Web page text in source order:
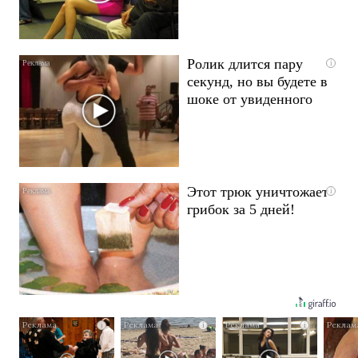
i
Ролик длится пару
секунд, но вы будете в
шоке от увиденного
i
Этот трюк уничтожает
грибок за 5 дней!
i i i